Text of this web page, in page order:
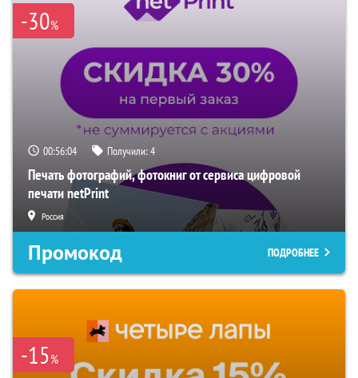
-30%
00:56:03 Получили:4
Печать фотографий, фотокниг от сервиса цифровой
печати netPrint
Россия
Промокод ПОДРОБНЕЕ
-15%